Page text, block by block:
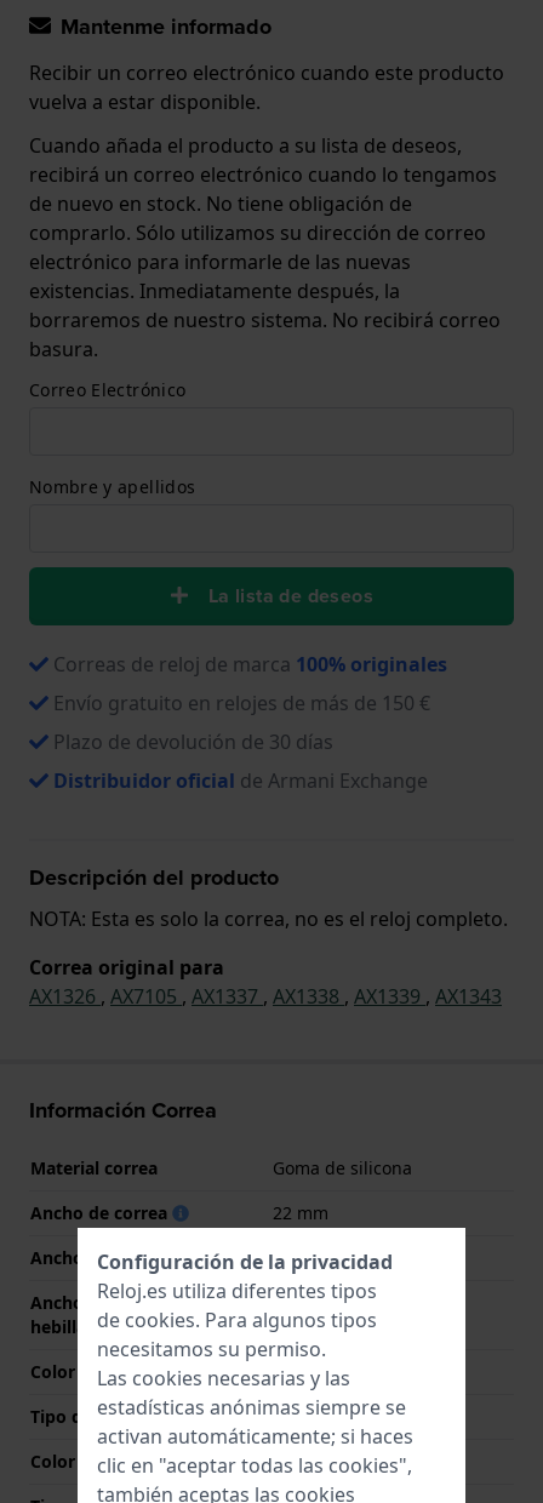
Mantenme informado
Recibir un correo electrónico cuando este producto
vuelva a estar disponible.
Cuando añada el producto a su lista de deseos,
recibirá un correo electrónico cuando lo tengamos
de nuevo en stock. No tiene obligación de
comprarlo. Sólo utilizamos su dirección de correo
electrónico para informarle de las nuevas
existencias. Inmediatamente después, la
borraremos de nuestro sistema. No recibirá correo
basura.
Correo Electrónico
Nombre y apellidos
La lista de deseos
Correas de reloj de marca 100% originales
Envío gratuito en relojes de más de 150 €
Plazo de devolución de 30 días
Distribuidor oficial de Armani Exchange
Descripción del producto
NOTA: Esta es solo la correa, no es el reloj completo.
Correa original para
AX1326 , AX7105 , AX1337 , AX1338 , AX1339 , AX1343
Información Correa
Material correa
Goma de silicona
Ancho de correa
22 mm
Ancho de las asas
22 mm
Ancho de correa en la
hebilla
20 mm
Color de correa
Negro
Tipo de cierre
Hebilla
Color del cierre
Plateado
Configuración de la privacidad
Reloj.es utiliza diferentes tipos
de cookies. Para algunos tipos
necesitamos su permiso.
Las cookies necesarias y las
estadísticas anónimas siempre se
activan automáticamente; si haces
clic en "aceptar todas las cookies",
también aceptas las cookies